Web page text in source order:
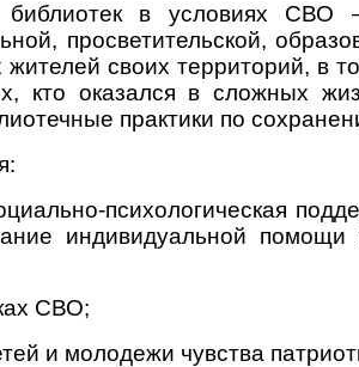
библиотек в условиях СВО
просветительской,
жителей своих территорий, в
кто оказался в сложных
практики по
психологическая
индивидуальной
СВО;
и молодежи чувства